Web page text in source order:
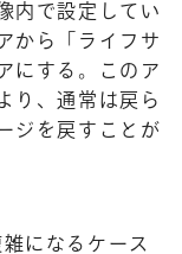
内で設定してい
から「ライフサ
にする。このア
り、通常は戻ら
ジを戻すことが
になるケース